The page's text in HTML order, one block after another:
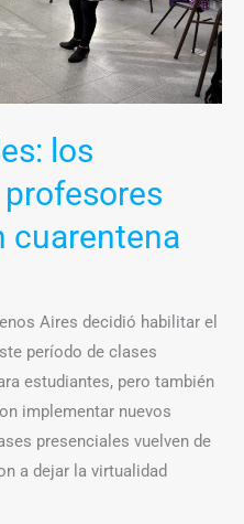
los
cuarentena
Aires decidió habilitar el
período de clases
estudiantes, pero también
implementar nuevos
presenciales vuelven de
a dejar la virtualidad